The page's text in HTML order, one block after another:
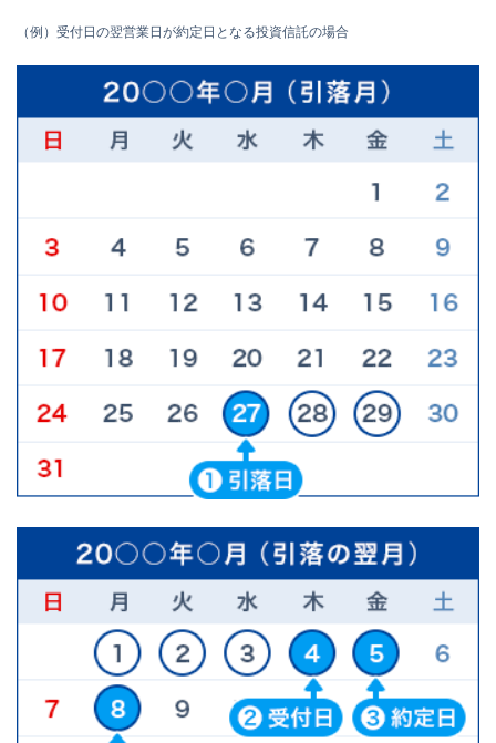
（例）受付日の翌営業日が約定日となる投資信託の場合